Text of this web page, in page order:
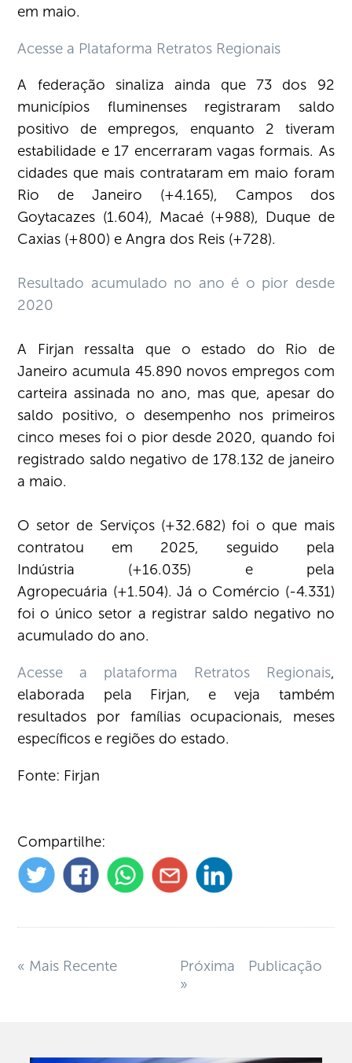
em maio.
Acesse a Plataforma Retratos Regionais
A federação sinaliza ainda que 73 dos 92
municípios fluminenses registraram saldo
positivo de empregos, enquanto 2 tiveram
estabilidade e 17 encerraram vagas formais. As
cidades que mais contrataram em maio foram
Rio de Janeiro (+4.165), Campos dos
Goytacazes (1.604), Macaé (+988), Duque de
Caxias (+800) e Angra dos Reis (+728).
Resultado acumulado no ano é o pior desde
2020
A Firjan ressalta que o estado do Rio de
Janeiro acumula 45.890 novos empregos com
carteira assinada no ano, mas que, apesar do
saldo positivo, o desempenho nos primeiros
cinco meses foi o pior desde 2020, quando foi
registrado saldo negativo de 178.132 de janeiro
a maio.
O setor de Serviços (+32.682) foi o que mais
contratou em 2025, seguido pela
Indústria (+16.035) e pela
Agropecuária (+1.504). Já o Comércio (-4.331)
foi o único setor a registrar saldo negativo no
acumulado do ano.
Acesse a plataforma Retratos Regionais,
elaborada pela Firjan, e veja também
resultados por famílias ocupacionais, meses
específicos e regiões do estado.
Fonte: Firjan
Compartilhe:
« Mais Recente
Próxima Publicação
»